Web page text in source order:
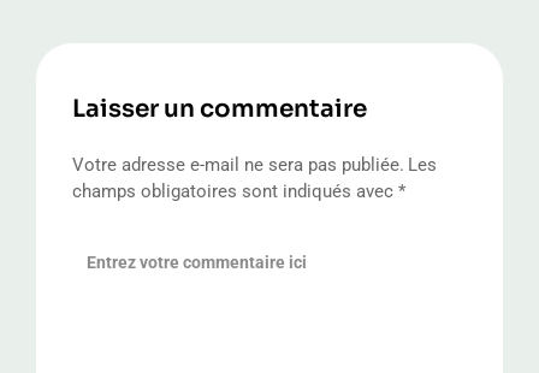
Laisser un commentaire
Votre adresse e-mail ne sera pas publiée. Les
champs obligatoires sont indiqués avec *